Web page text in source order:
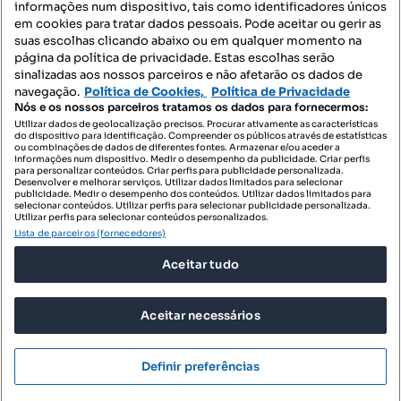
Mapa do Site
Contacte-nos
SIGA-NOS:
DESCARREGAR NA:
© 2026 Imovirtual.com, OLX Portugal, S.A.
TERMOS DE UTILIZAÇÃO
POLÍTICA DE PRIVACIDADE
CONFIGURAÇÕES DE PRIVACIDADE
informações num dispositivo, tais como identificadores únicos
em cookies para tratar dados pessoais. Pode aceitar ou gerir as
suas escolhas clicando abaixo ou em qualquer momento na
página da política de privacidade. Estas escolhas serão
sinalizadas aos nossos parceiros e não afetarão os dados de
navegação. Política de Cookies, Política de Privacidade
Nós e os nossos parceiros tratamos os dados para fornecermos:
Utilizar dados de geolocalização precisos. Procurar ativamente as características
do dispositivo para identificação. Compreender os públicos através de estatísticas
ou combinações de dados de diferentes fontes. Armazenar e/ou aceder a
informações num dispositivo. Medir o desempenho da publicidade. Criar perfis
para personalizar conteúdos. Criar perfis para publicidade personalizada.
Desenvolver e melhorar serviços. Utilizar dados limitados para selecionar
publicidade. Medir o desempenho dos conteúdos. Utilizar dados limitados para
selecionar conteúdos. Utilizar perfis para selecionar publicidade personalizada.
Utilizar perfis para selecionar conteúdos personalizados.
Lista de parceiros (fornecedores)
Aceitar tudo
Aceitar necessários
Definir preferências